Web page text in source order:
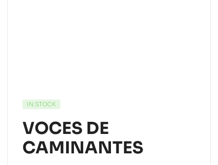
IN STOCK
VOCES DE
CAMINANTES